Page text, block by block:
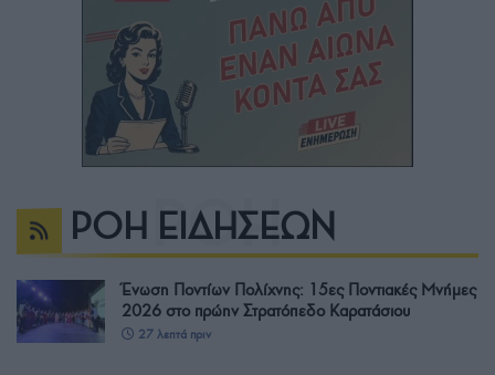
ΡΟΗ ΕΙΔΗΣΕΩΝ
Ένωση Ποντίων Πολίχνης: 15ες Ποντιακές Μνήμες
2026 στο πρώην Στρατόπεδο Καρατάσιου
27 λεπτά πριν